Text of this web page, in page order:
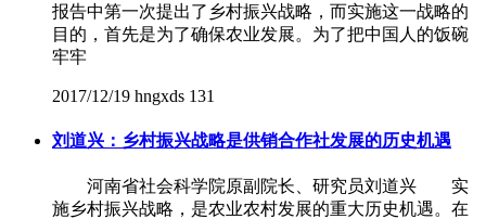
报告中第一次提出了乡村振兴战略，而实施这一战略的
目的，首先是为了确保农业发展。为了把中国人的饭碗
牢牢
2017/12/19 hngxds 131
刘道兴：乡村振兴战略是供销合作社发展的历史机遇
河南省社会科学院原副院长、研究员刘道兴 实
施乡村振兴战略，是农业农村发展的重大历史机遇。在